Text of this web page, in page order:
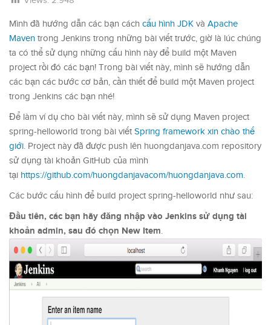
Mình đã hướng dẫn các bạn cách cấu hình JDK và Apache
Maven trong Jenkins trong những bài viết trước, giờ là lúc chúng
ta có thể sử dụng những cấu hình này để build một Maven
project rồi đó các bạn! Trong bài viết này, mình sẽ hướng dẫn
các bạn các bước cơ bản, cần thiết để build một Maven project
trong Jenkins các bạn nhé!
Để làm ví dụ cho bài viết này, mình sẽ sử dụng Maven project
spring-helloworld trong bài viết Spring framework xin chào thế
giới. Project này đã được push lên huongdanjava.com repository
sử dụng tài khoản GitHub của mình
tại https://github.com/huongdanjavacom/huongdanjava.com.
Các bước cấu hình để build project spring-helloworld như sau:
Đầu tiên, các bạn hãy đăng nhập vào Jenkins sử dụng tài
khoản admin, sau đó chọn New Item.